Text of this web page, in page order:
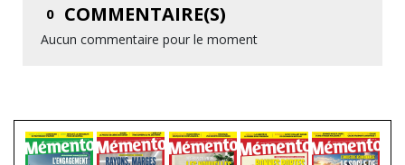
0 COMMENTAIRE(S)
Aucun commentaire pour le moment